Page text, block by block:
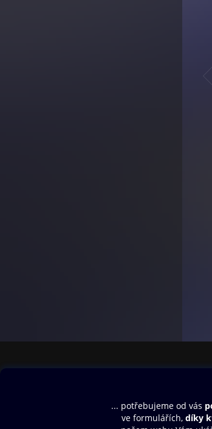
Aplikace a hry
SMS/MMS Info